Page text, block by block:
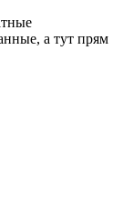
а тут прям